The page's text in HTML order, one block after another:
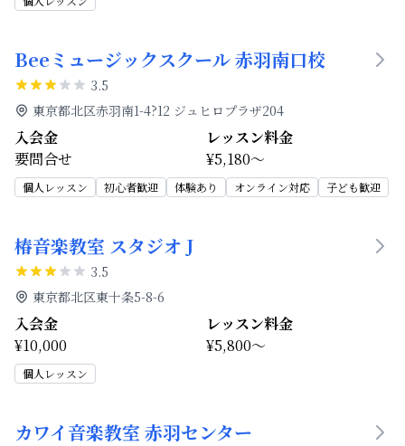
Beeミュージックスクール 赤羽南口校
3.5
東京都北区赤羽南1-4?12 ジュヒロプラザ204
入会金
要問合せ
レッスン料金
¥5,180～
個人レッスン 初心者歓迎 体験あり オンライン対応 子ども歓迎
椿音楽教室 スタジオ J
3.5
東京都北区東十条5-8-6
入会金
¥10,000
レッスン料金
¥5,800～
個人レッスン
カワイ音楽教室 赤羽センター